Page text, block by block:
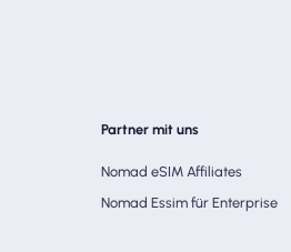
Partner mit uns
Nomad eSIM Affiliates
Nomad Essim für Enterprise